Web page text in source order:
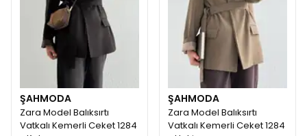
ŞAHMODA
Zara Model Balıksırtı
Vatkalı Kemerli Ceket 1284
ŞAHMODA
Zara Model Balıksırtı
Vatkalı Kemerli Ceket 1284